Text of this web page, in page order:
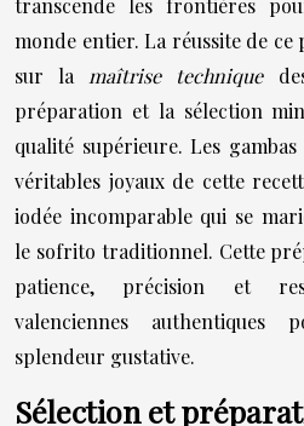
transcende les frontières
monde entier. La réussite de ce
sur la maîtrise technique
préparation et la sélection
qualité supérieure. Les
véritables joyaux de cette
iodée incomparable qui se
le sofrito traditionnel. Cette
patience, précision et
valenciennes
splendeur gustative.
Sélection et